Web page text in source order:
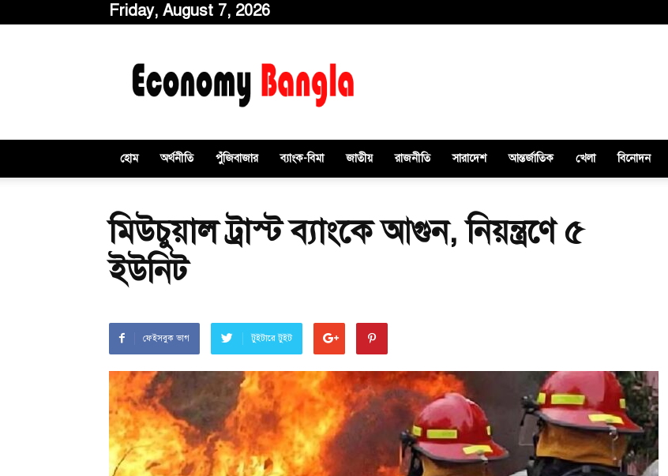
Friday, August 7, 2026
হোম অর্থনীতি পুঁজিবাজার ব্যাংক-বিমা জাতীয় রাজনীতি সারাদেশ আন্তর্জাতিক খেলা বিনোদন
মিউচুয়াল ট্রাস্ট ব্যাংকে আগুন, নিয়ন্ত্রণে ৫
ইউনিট
ফেইসবুক ভাগ টুইটারে টুইট